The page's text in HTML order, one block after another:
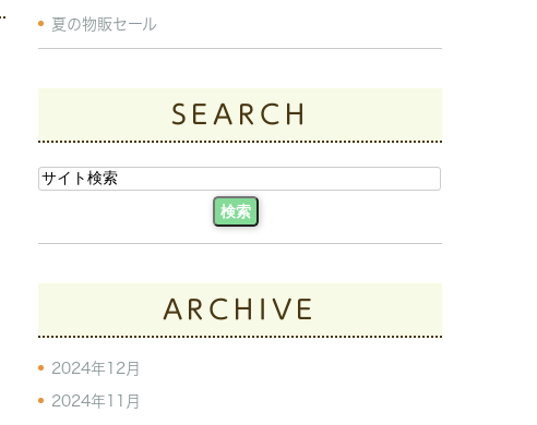
夏の物販セール
SEARCH
ARCHIVE
2024年12月
2024年11月